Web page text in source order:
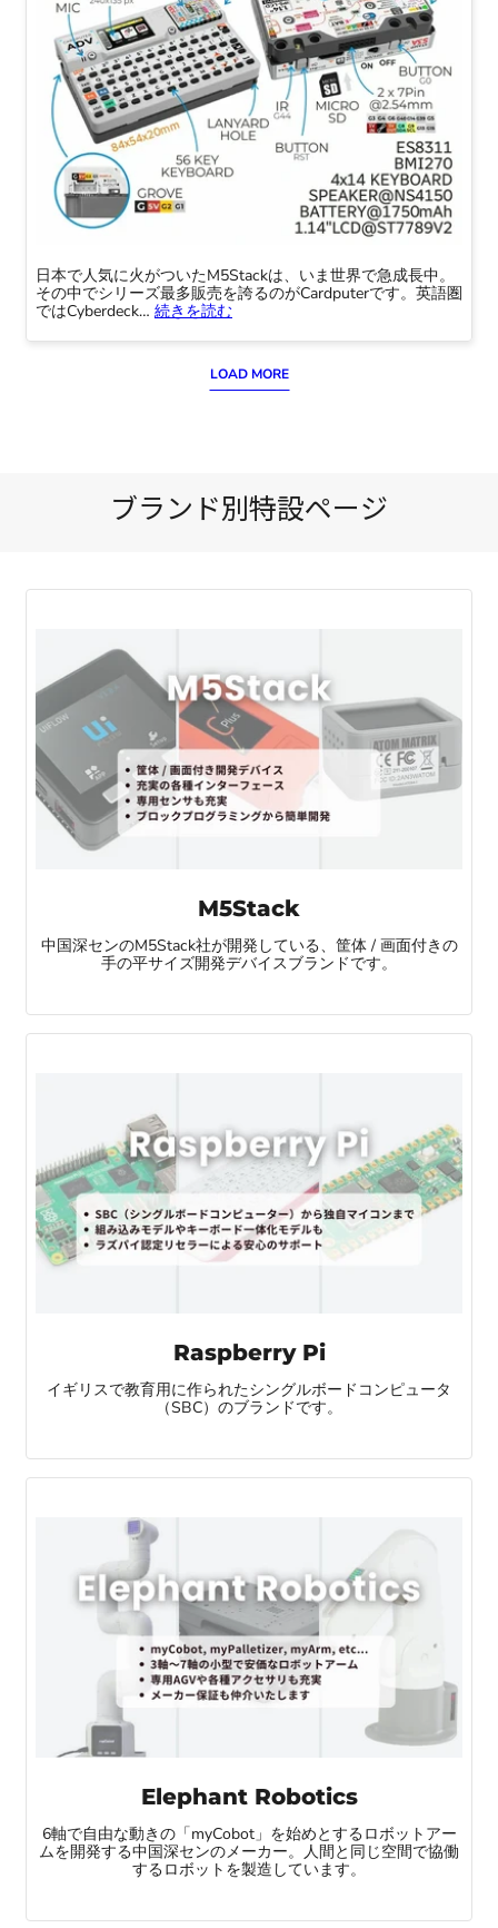
日本で人気に火がついたM5Stackは、いま世界で急成長中。
その中でシリーズ最多販売を誇るのがCardputerです。英語圏
ではCyberdeck… 続きを読む
LOAD MORE
ブランド別特設ページ
M5Stack
中国深センのM5Stack社が開発している、筐体 / 画面付きの
手の平サイズ開発デバイスブランドです。
Raspberry Pi
イギリスで教育用に作られたシングルボードコンピュータ
（SBC）のブランドです。
Elephant Robotics
6軸で自由な動きの「myCobot」を始めとするロボットアー
ムを開発する中国深センのメーカー。人間と同じ空間で協働
するロボットを製造しています。